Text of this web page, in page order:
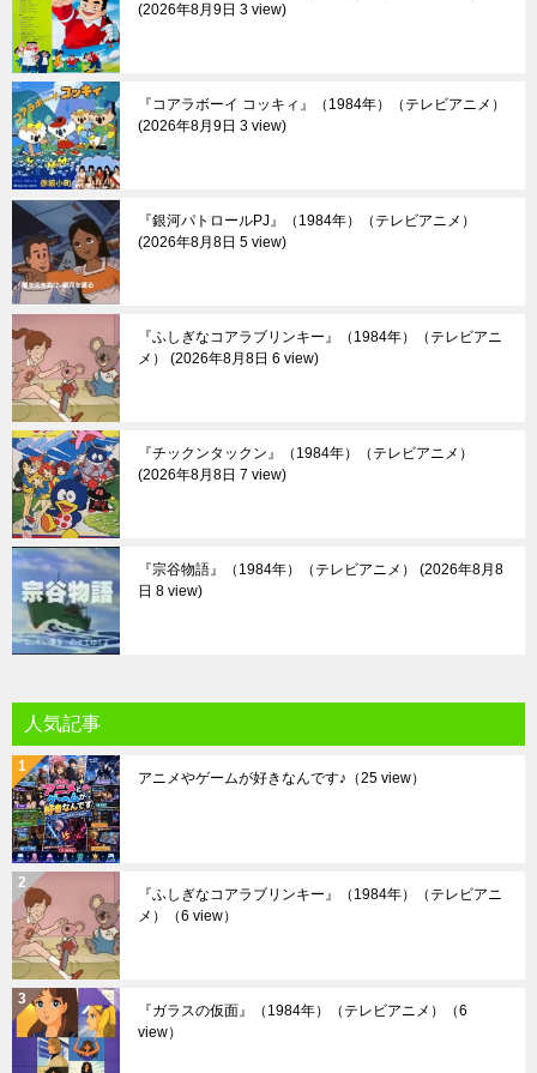
2026年8月9日 3 view
『コアラボーイ コッキィ』（1984年）（テレビアニメ）
2026年8月9日 3 view
『銀河パトロールPJ』（1984年）（テレビアニメ）
2026年8月8日 5 view
『ふしぎなコアラブリンキー』（1984年）（テレビアニ
メ）
2026年8月8日 6 view
『チックンタックン』（1984年）（テレビアニメ）
2026年8月8日 7 view
『宗谷物語』（1984年）（テレビアニメ）
2026年8月8
日 8 view
人気記事
アニメやゲームが好きなんです♪ （25 view）
『ふしぎなコアラブリンキー』（1984年）（テレビアニ
メ）
（6 view）
『ガラスの仮面』（1984年）（テレビアニメ）
（6
view）